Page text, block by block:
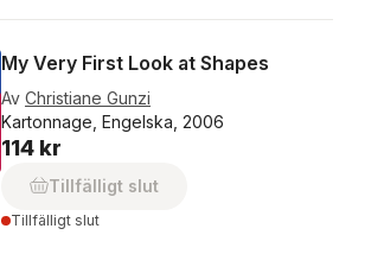
My Very First Look at Shapes
Av Christiane Gunzi
Kartonnage, Engelska, 2006
114 kr
Tillfälligt slut
Tillfälligt slut